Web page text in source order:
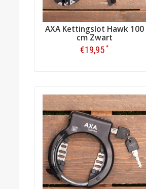
AXA Kettingslot Hawk 100
cm Zwart
€19,95 *